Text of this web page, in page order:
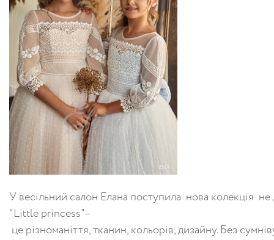
Увесільний салон Елана поступила нова колекція не
“Littleprincess”–
церізноманіття,тканин,кольорів,дизайну.Без